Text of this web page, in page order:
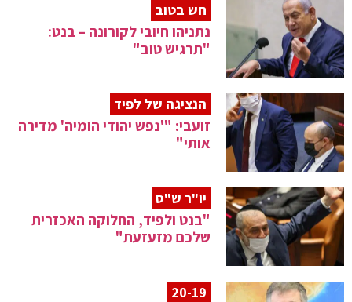
חש בטוב
נתניהו חיובי לקורונה – בנט:
"תרגיש טוב"
הנציגה של לפיד
זועבי: "'נפש יהודי הומיה' מדירה
אותי"
יו"ר ש"ס
"בנט ולפיד, החלוקה האכזרית
שלכם מזעזעת"
20-19